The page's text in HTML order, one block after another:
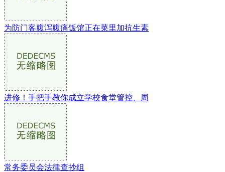
为防门客腹泻腹痛饭馆正在菜里加抗生素
进修！手把手教你成立学校食堂管控、周
常务委员会法律查抄组